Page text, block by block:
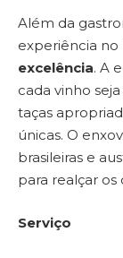
Além da
experiência no
excelência. A
cada vinho
taças
únicas. O
brasileiras e
para realçar os
Serviço